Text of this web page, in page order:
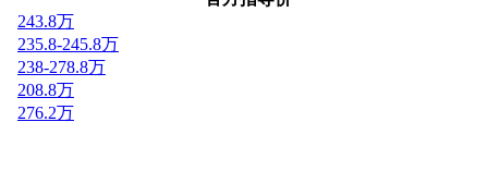
243.8万
235.8-245.8万
238-278.8万
208.8万
276.2万